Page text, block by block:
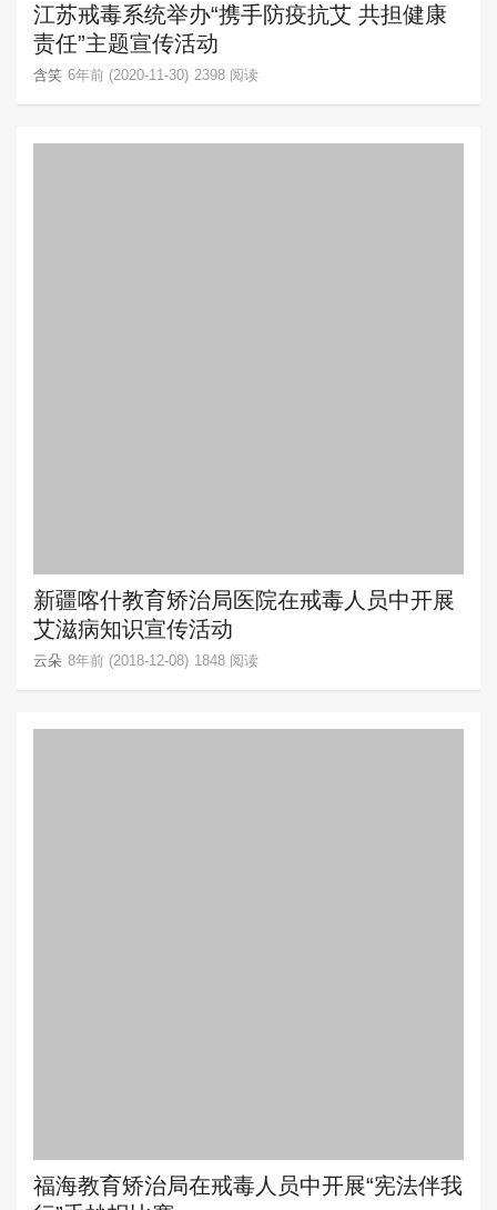
江苏戒毒系统举办“携手防疫抗艾 共担健康
责任”主题宣传活动
含笑 6年前 (2020-11-30) 2398 阅读
新疆喀什教育矫治局医院在戒毒人员中开展
艾滋病知识宣传活动
云朵 8年前 (2018-12-08) 1848 阅读
福海教育矫治局在戒毒人员中开展“宪法伴我